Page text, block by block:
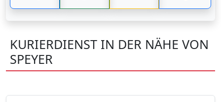
KURIERDIENST IN DER NÄHE VON
SPEYER